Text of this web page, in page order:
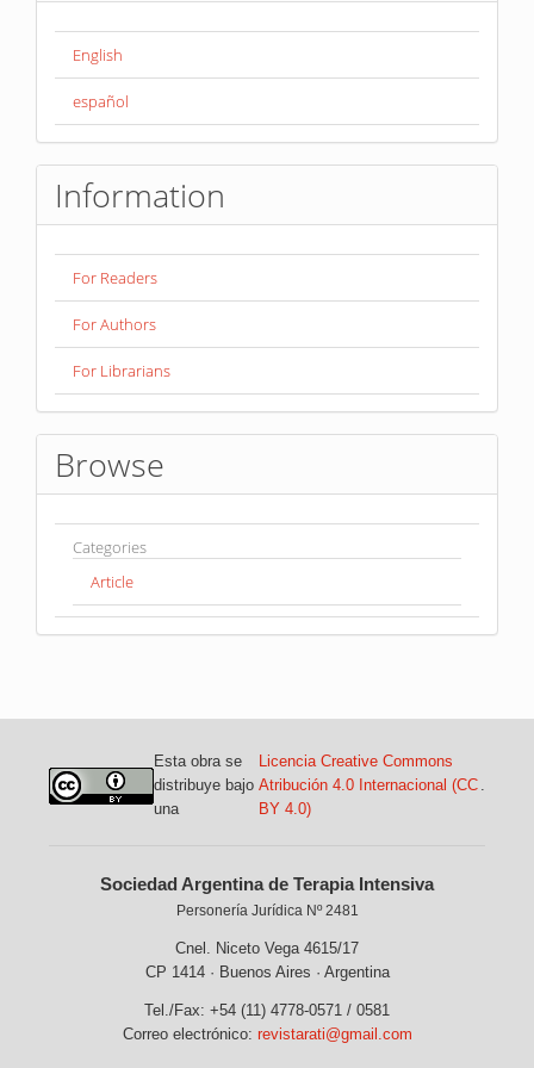
English
español
Information
For Readers
For Authors
For Librarians
Browse
Categories
Article
Esta obra se
distribuye bajo
una
Licencia Creative Commons
Atribución 4.0 Internacional (CC
BY 4.0)
.
Sociedad Argentina de Terapia Intensiva
Personería Jurídica Nº 2481
Cnel. Niceto Vega 4615/17
CP 1414 · Buenos Aires · Argentina
Tel./Fax: +54 (11) 4778-0571 / 0581
Correo electrónico: revistarati@gmail.com